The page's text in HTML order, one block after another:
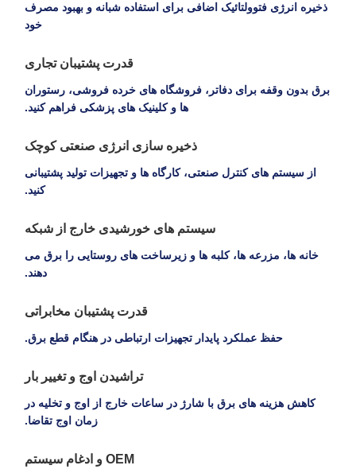
ذخیره انرژی فتوولتائیک اضافی برای استفاده شبانه و بهبود مصرف
خود
قدرت پشتیبان تجاری
برق بدون وقفه برای دفاتر، فروشگاه های خرده فروشی، رستوران
ها و کلینیک های پزشکی فراهم کنید.
ذخیره سازی انرژی صنعتی کوچک
از سیستم های کنترل صنعتی، کارگاه ها و تجهیزات تولید پشتیبانی
کنید.
سیستم های خورشیدی خارج از شبکه
خانه ها، مزرعه ها، کلبه ها و زیرساخت های روستایی را برق می
دهند.
قدرت پشتیبان مخابراتی
حفظ عملکرد پایدار تجهیزات ارتباطی در هنگام قطع برق.
تراشیدن اوج و تغییر بار
کاهش هزینه های برق با شارژ در ساعات خارج از اوج و تخلیه در
زمان اوج تقاضا.
OEM و ادغام سیستم